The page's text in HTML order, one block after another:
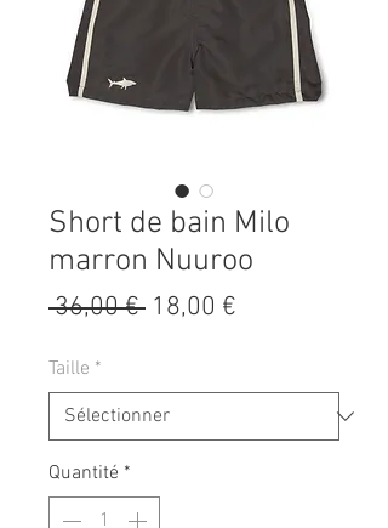
Short de bain Milo
marron Nuuroo
36,00 € Prix
18,00 €
Taille *
Quantité *